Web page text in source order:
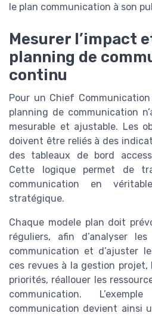
le plan communication à son
Mesurer l’impact
planning de
continu
Pour un Chief
planning de communication
mesurable et ajustable. Les
doivent être reliés à des
des tableaux de bord
Cette logique permet de
communication en
stratégique.
Chaque modele plan doit
réguliers, afin d’analyser
communication et d’ajuster
ces revues à la gestion projet,
priorités, réallouer les
communication.
communication devient ainsi